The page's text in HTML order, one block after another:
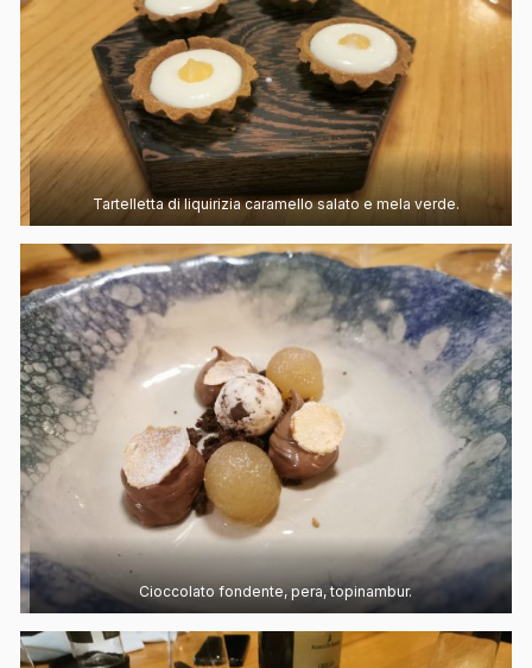
Tartelletta di liquirizia caramello salato e mela verde.
Cioccolato fondente, pera, topinambur.